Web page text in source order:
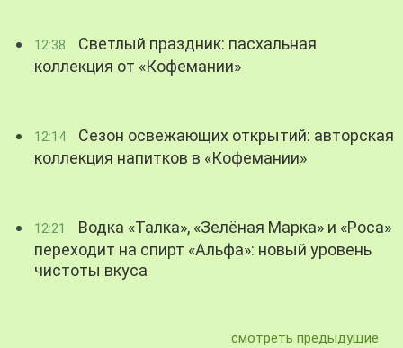
12:38
Светлый праздник: пасхальная
коллекция от «Кофемании»
12:14
Сезон освежающих открытий: авторская
коллекция напитков в «Кофемании»
12:21
Водка «Талка», «Зелёная Марка» и «Роса»
переходит на спирт «Альфа»: новый уровень
чистоты вкуса
смотреть предыдущие